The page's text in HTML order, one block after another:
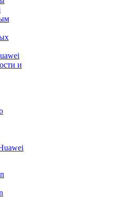
и